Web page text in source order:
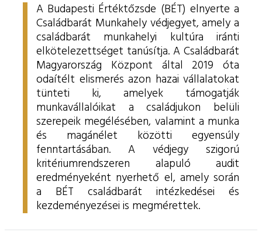
A Budapesti Értéktőzsde (BÉT) elnyerte a
Családbarát Munkahely védjegyet, amely a
családbarát munkahelyi kultúra iránti
elkötelezettséget tanúsítja. A Családbarát
Magyarország Központ által 2019 óta
odaítélt elismerés azon hazai vállalatokat
tünteti ki, amelyek támogatják
munkavállalóikat a családjukon belüli
szerepeik megélésében, valamint a munka
és magánélet közötti egyensúly
fenntartásában.
A védjegy szigorú
kritériumrendszeren alapuló audit
eredményeként nyerhető el, amely során
a BÉT családbarát intézkedései és
kezdeményezései is megmérettek.